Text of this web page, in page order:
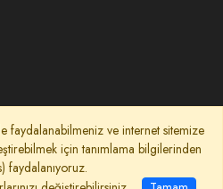
faydalanabilmeniz ve internet sitemize
için tanımlama bilgilerinden
faydalanıyoruz.